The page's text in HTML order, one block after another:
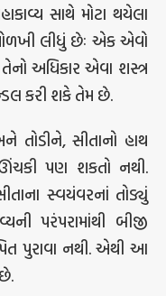
સાથે મોટા થયેલા
લીધું છેઃ એક એવો
અધિકાર એવા શસ્ત્ર
કરી શકે તેમ છે.
સીતાનો હાથ
પણ શકતો નથી.
સ્વયંવરનાં તોડ્યું
પરંપરામાંથી બીજી
પુરાવા નથી. એથી આ